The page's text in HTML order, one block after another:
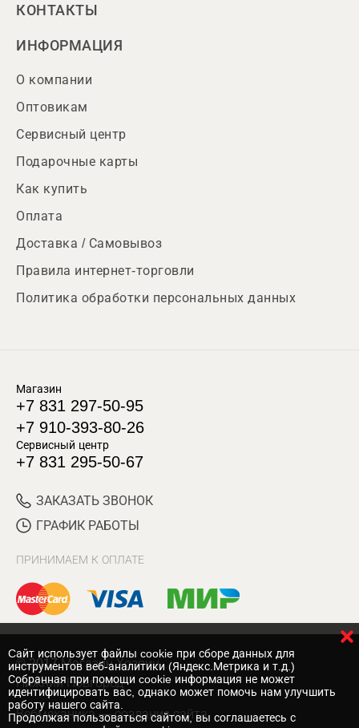
КОНТАКТЫ
ИНФОРМАЦИЯ
О компании
Оптовикам
Сервисный центр
Подарочные карты
Как купить
Оплата
Доставка / Самовывоз
Правила интернет-торговли
Политика обработки персональных данных
Магазин
+7 831 297-50-95
+7 910-393-80-26
Сервисный центр
+7 831 295-50-67
ЗАКАЗАТЬ ЗВОНОК
ГРАФИК РАБОТЫ
ПРИНИМАЕМ К ОПЛАТЕ
© 2017 Магазин Хозяин
Нижний Новгород
Вебмеханика — создание сайта
Cайт использует файлы cookie при сборе данных для
инструментов веб-аналитики (Яндекс.Метрика и т.д.)
Собранная при помощи cookie информация не может
идентифицировать вас, однако может помочь нам улучшить
работу нашего сайта.
Продолжая пользоваться сайтом, вы соглашаетесь с